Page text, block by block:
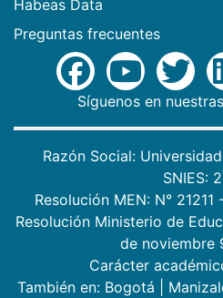
Habeas Data
Preguntas frecuentes
Síguenos en
Razón Social:
SNIES:
Resolución MEN: N°
Resolución Ministerio de
de noviembre
Carácter
También en: Bogotá